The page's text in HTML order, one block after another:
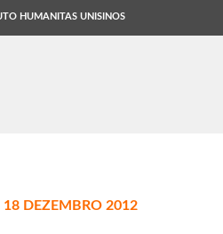
HUMANITAS UNISINOS
DEZEMBRO 2012